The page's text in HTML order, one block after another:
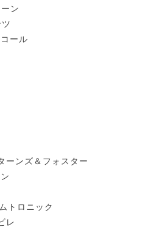
ン
ール
ーンズ＆フォスター
トロニック
レ